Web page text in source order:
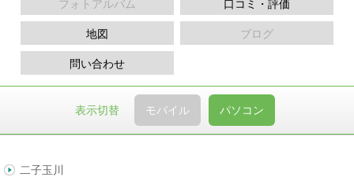
フォトアルバム 口コミ・評価
地図 ブログ
問い合わせ
表示切替 モバイル パソコン
二子玉川